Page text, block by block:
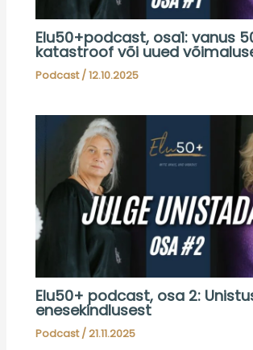
Elu50+podcast, osa1: vanus
katastroof või uued
Podcast/12.10.2025
Elu50+ podcast, osa 2:
enesekindlusest
Podcast/21.11.2025